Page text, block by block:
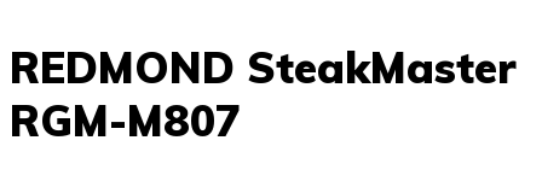
REDMOND SteakMaster
RGM-M807